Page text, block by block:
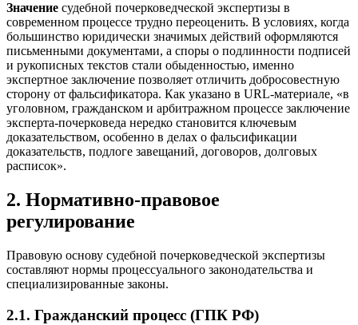
Значение судебной почерковедческой экспертизы в
современном процессе трудно переоценить. В условиях, когда
большинство юридически значимых действий оформляются
письменными документами, а споры о подлинности подписей
и рукописных текстов стали обыденностью, именно
экспертное заключение позволяет отличить добросовестную
сторону от фальсификатора. Как указано в URL-материале, «в
уголовном, гражданском и арбитражном процессе заключение
эксперта-почерковеда нередко становится ключевым
доказательством, особенно в делах о фальсификации
доказательств, подлоге завещаний, договоров, долговых
расписок».
2. Нормативно-правовое
регулирование
Правовую основу судебной почерковедческой экспертизы
составляют нормы процессуального законодательства и
специализированные законы.
2.1. Гражданский процесс (ГПК РФ)